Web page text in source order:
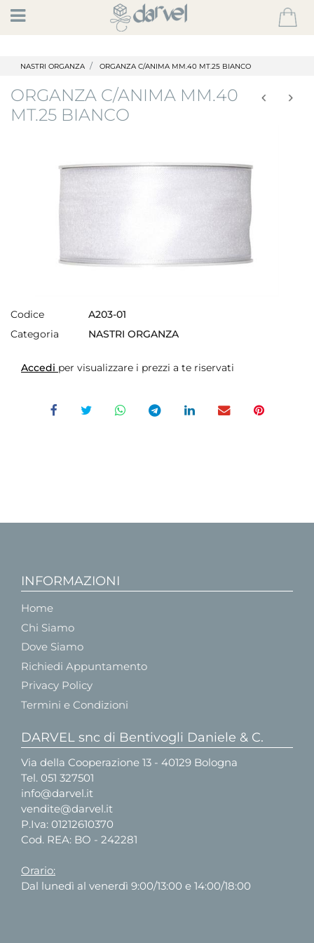
Open
NASTRI ORGANZA ORGANZA C/ANIMA MM.40 MT.25 BIANCO
ORGANZA C/ANIMA MM.40
MT.25 BIANCO
Codice
A203-01
Categoria
NASTRI ORGANZA
Accedi per visualizzare i prezzi a te riservati
INFORMAZIONI
Home
Chi Siamo
Dove Siamo
Richiedi Appuntamento
Privacy Policy
Termini e Condizioni
DARVEL snc di Bentivogli Daniele & C.
Via della Cooperazione 13 - 40129 Bologna
Tel. 051 327501
info@darvel.it
vendite@darvel.it
P.Iva: 01212610370
Cod. REA: BO - 242281
Orario:
Dal lunedì al venerdì 9:00/13:00 e 14:00/18:00